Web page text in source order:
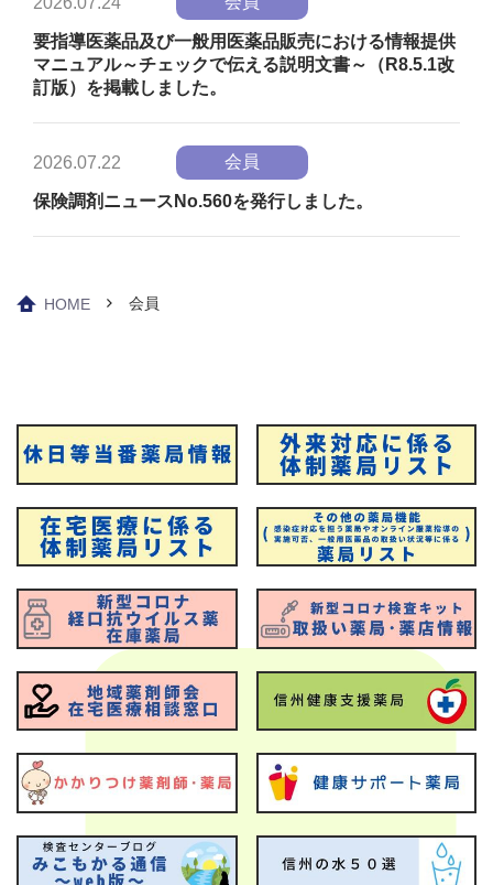
要指導医薬品及び一般用医薬品販売における情報提供
マニュアル～チェックで伝える説明文書～（R8.5.1改
訂版）を掲載しました。
2026.07.22 会員
保険調剤ニュースNo.560を発行しました。
HOME 会員